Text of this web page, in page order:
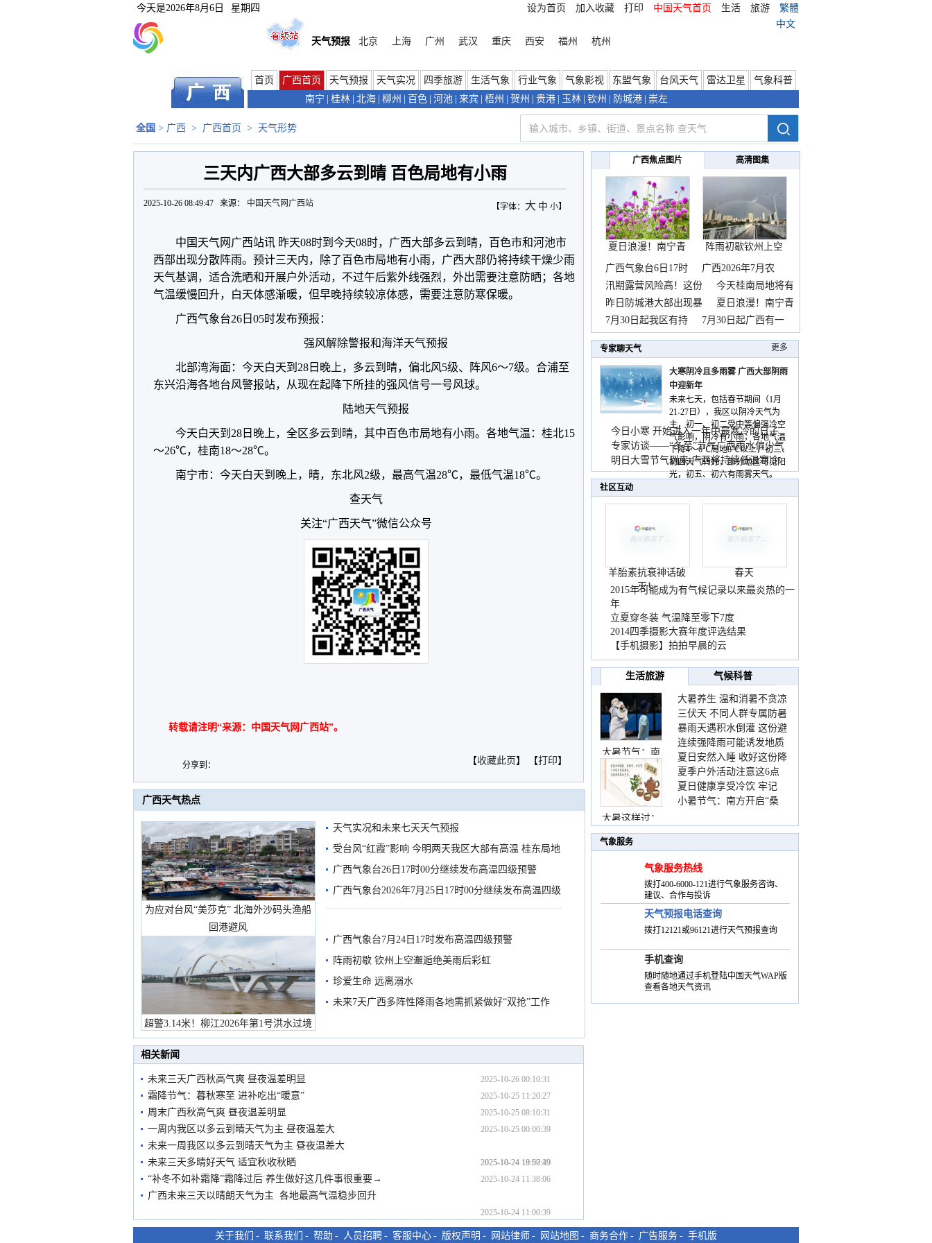
今天是2026年8月6日 星期四 设为首页 加入收藏 打印 中国天气首页 生活 旅游
繁體
中文
天气预报
北京 上海 广州 武汉 重庆 西安 福州 杭州
首页 广西首页 天气预报 天气实况 四季旅游 生活气象 行业气象 气象影视 东盟气象 台风天气 雷达卫星
气象科普
南宁
桂林 北海 柳州 百色 河池 来宾 梧州 贺州 贵港 玉林 钦州 防城港 崇左
全国 > 广西 > 广西首页 > 天气形势
三天内广西大部多云到晴 百色局地有小雨
【字体： 大 中 小】
2025-10-26 08:49:47 来源： 中国天气网广西站
中国天气网广西站讯 昨天08时到今天08时，广西大部多云到晴，百色市和河池市
西部出现分散阵雨。预计三天内，除了百色市局地有小雨，广西大部仍将持续干燥少雨
天气基调，适合洗晒和开展户外活动，不过午后紫外线强烈，外出需要注意防晒；各地
气温缓慢回升，白天体感渐暖，但早晚持续较凉体感，需要注意防寒保暖。
广西气象台26日05时发布预报：
强风解除警报和海洋天气预报
北部湾海面：今天白天到28日晚上，多云到晴，偏北风5级、阵风6～7级。合浦至
东兴沿海各地台风警报站，从现在起降下所挂的强风信号一号风球。
陆地天气预报
今天白天到28日晚上，全区多云到晴，其中百色市局地有小雨。各地气温：桂北15
～26℃，桂南18～28℃。
南宁市：今天白天到晚上，晴，东北风2级，最高气温28℃，最低气温18℃。
查天气
关注“广西天气”微信公众号
转载请注明“来源：中国天气网广西站”。
分享到： 【收藏此页 】 【打印】
广西天气热点
为应对台风“美莎克” 北海外沙码头渔船
回港避风
超警3.14米！柳江2026年第1号洪水过境
市民在堤岸见证汛况
天气实况和未来七天天气预报
受台风“红霞”影响 今明两天我区大部有高温 桂东局地
有较强降雨
广西气象台26日17时00分继续发布高温四级预警
广西气象台2026年7月25日17时00分继续发布高温四级
预警
广西气象台7月24日17时发布高温四级预警
阵雨初歇 钦州上空邂逅绝美雨后彩虹
珍爱生命 远离溺水
未来7天广西多阵性降雨各地需抓紧做好“双抢”工作
相关新闻
未来三天广西秋高气爽 昼夜温差明显 2025-10-26 00:10:31
霜降节气：暮秋寒至 进补吃出“暖意” 2025-10-25 11:20:27
周末广西秋高气爽 昼夜温差明显 2025-10-25 08:10:31
一周内我区以多云到晴天气为主 昼夜温差大 2025-10-25 00:00:39
未来一周我区以多云到晴天气为主 昼夜温差大
2025-10-24 19:00:39
未来三天多晴好天气 适宜秋收秋晒 2025-10-24 18:57:49
“补冬不如补霜降”霜降过后 养生做好这几件事很重要→ 2025-10-24 11:38:06
广西未来三天以晴朗天气为主 各地最高气温稳步回升
2025-10-24 11:00:39
广西焦点图片 高清图集
夏日浪漫！南宁青
秀山
阵雨初歇钦州上空
邂逅
广西气象台6日17时
广西2026年7月农
汛期露营风险高！这份
今天桂南局地将有
暴雨
昨日防城港大部出现暴
夏日浪漫！南宁青
秀山
7月30日起我区有持 7月30日起广西有一
专家聊天气 更多
大寒阴冷且多雨雾 广西大部阴雨
中迎新年
未来七天，包括春节期间（1月
21-27日），我区以阴冷天气为
主，初一、初二受中等偏强冷空
气影响，阴冷有小雨，各地气温
下降4～6℃局地8℃以上，初三、
初四天气转好，部分地区可见阳
光，初五、初六有雨雾天气。
今日小寒 开始进入一年中最寒冷的日子
专家访谈——“冬至”节气广西雨水偏少气
温低
明日大雪节气到来 广西将持续低温寒冷
天气
社区互动
羊胎素抗衰神话破
灭！
春天
2015年可能成为有气候记录以来最炎热的一
年
立夏穿冬装 气温降至零下7度
2014四季摄影大赛年度评选结果
【手机摄影】拍拍早晨的云
生活旅游 气候科普
大暑节气：南
大暑这样过：
大暑养生 温和消暑不贪凉
三伏天 不同人群专属防暑
要点请收好
暴雨天遇积水倒灌 这份避
险提示请收好
连续强降雨可能诱发地质
灾害 这些前兆要知道
夏日安然入睡 收好这份降
温小贴士
夏季户外活动注意这6点
防暑健身两不误
夏日健康享受冷饮 牢记
“两注意一控制”
小暑节气：南方开启“桑
季
气象服务
气象服务热线
拨打400-6000-121进行气象服务咨询、
建议、合作与投诉
天气预报电话查询
拨打12121或96121进行天气预报查询
手机查询
随时随地通过手机登陆中国天气WAP版
查看各地天气资讯
关于我们 - 联系我们 - 帮助 - 人员招聘 - 客服中心 - 版权声明 - 网站律师 - 网站地图 - 商务合作 - 广告服务 - 手机版